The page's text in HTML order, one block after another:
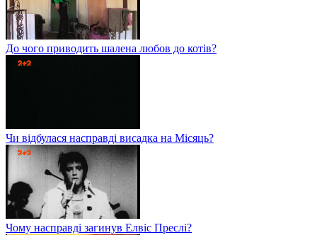
До чого приводить шалена любов до котів?
Чи відбулася насправді висадка на Місяць?
Чому насправді загинув Елвіс Преслі?